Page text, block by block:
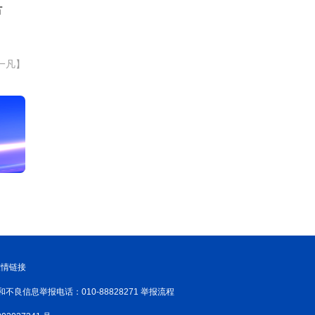
】
链接
不良信息举报电话：010-88828271 举报流程